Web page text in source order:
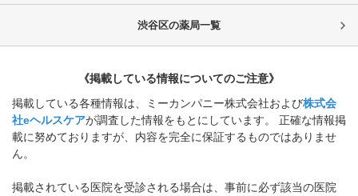
渋谷区の薬局一覧
《掲載している情報についてのご注意》
掲載している各種情報は、ミーカンパニー株式会社および株式会
社eヘルスケアが調査した情報をもとにしています。 正確な情報掲
載に努めておりますが、内容を完全に保証するものではありませ
ん。
掲載されている医院を受診される場合は、事前に必ず該当の医院